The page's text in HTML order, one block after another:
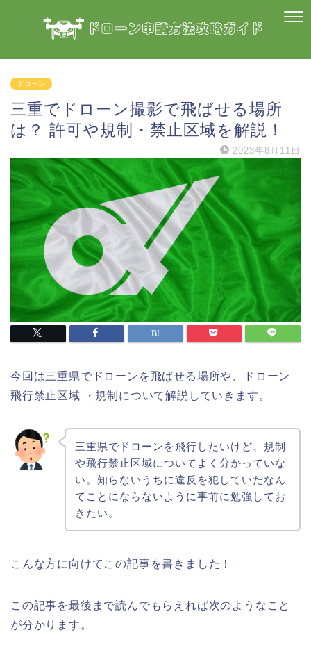
ドローン
三重でドローン撮影で飛ばせる場所
は？ 許可や規制・禁止区域を解説！
2023年8月11日
今回は三重県でドローンを飛ばせる場所や、ドローン
飛行禁止区域 ・規制について解説していきます。
三重県でドローンを飛行したいけど、規制
や飛行禁止区域についてよく分かっていな
い。知らないうちに違反を犯していたなん
てことにならないように事前に勉強してお
きたい。
こんな方に向けてこの記事を書きました！
この記事を最後まで読んでもらえれば次のようなこと
が分かります。